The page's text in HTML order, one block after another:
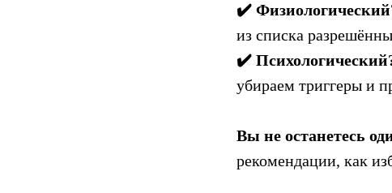
✔️
из списка
✔️
убираем триггеры и
Вы не останетесь
рекомендации, как